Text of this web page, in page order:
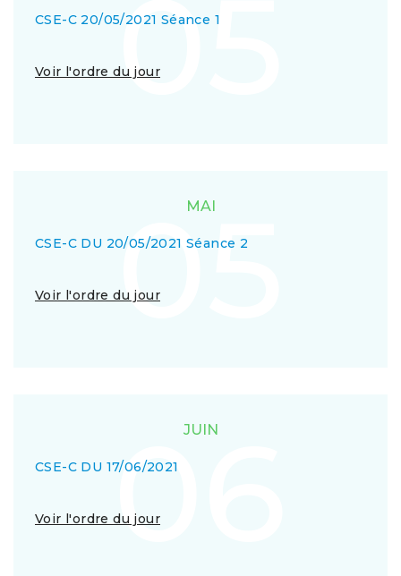
05
CSE-C 20/05/2021 Séance 1
Voir l'ordre du jour
05
MAI
CSE-C DU 20/05/2021 Séance 2
Voir l'ordre du jour
06
JUIN
CSE-C DU 17/06/2021
Voir l'ordre du jour